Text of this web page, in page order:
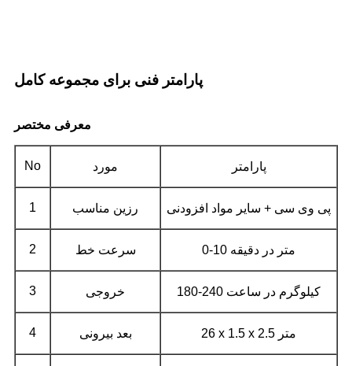
پارامتر فنی برای مجموعه کامل
معرفی مختصر
No مورد پارامتر
1 رزین مناسب پی وی سی + سایر مواد افزودنی
2 سرعت خط 0-10 متر در دقیقه
3 خروجی 180-240 کیلوگرم در ساعت
4 بعد بیرونی 26 x 1.5 x 2.5 متر